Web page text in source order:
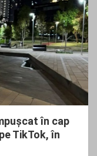
în cap
TikTok, în